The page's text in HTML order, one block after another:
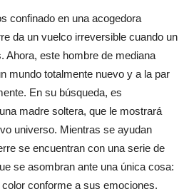
confinado en una acogedora
da un vuelco irreversible cuando un
Ahora, este hombre de mediana
mundo totalmente nuevo y a la par
En su búsqueda, es
madre soltera, que le mostrará
universo. Mientras se ayudan
se encuentran con una serie de
se asombran ante una única cosa:
conforme a sus emociones.